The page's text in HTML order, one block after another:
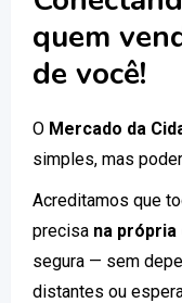
quem
de você!
O Mercado da
simples, mas
Acreditamos que
precisa na própria
segura — sem
distantes ou